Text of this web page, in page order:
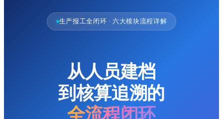
生产报工全闭环 · 六大模块流程详解
从人员建档
到核算追溯的
全流程闭环